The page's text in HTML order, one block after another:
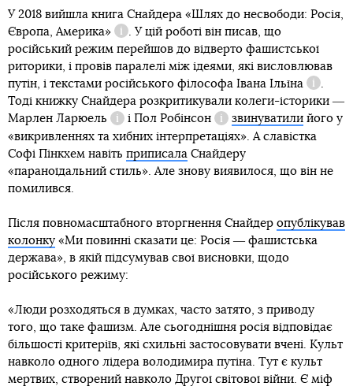
У 2018 вийшла книга Снайдера «Шлях до несвободи: Росія,
Європа, Америка»
Довідка
. У цій роботі він писав, що
російський режим перейшов до відверто фашистської
риторики, і провів паралелі між ідеями, які висловлював
путін, і текстами російського філософа Івана Ільїна
Довідка
.
Тоді книжку Снайдера розкритикували колеги-історики ―
Марлен Ларюель
Довідка
і Пол Робінсон
Довідка
звинуватили його у
«викривленнях та хибних інтерпретаціях». А славістка
Софі Пінкхем навіть приписала Снайдеру
«параноїдальний стиль». Але знову виявилося, що він не
помилився.
Після повномасштабного вторгнення Снайдер опублікував
колонку «Ми повинні сказати це: Росія ― фашистська
держава», в якій підсумував свої висновки, щодо
російського режиму:
«Люди розходяться в думках, часто затято, з приводу
того, що таке фашизм. Але сьогоднішня росія відповідає
більшості критеріїв, які схильні застосовувати вчені. Культ
навколо одного лідера володимира путіна. Тут є культ
мертвих, створений навколо Другої світової війни. Є міф